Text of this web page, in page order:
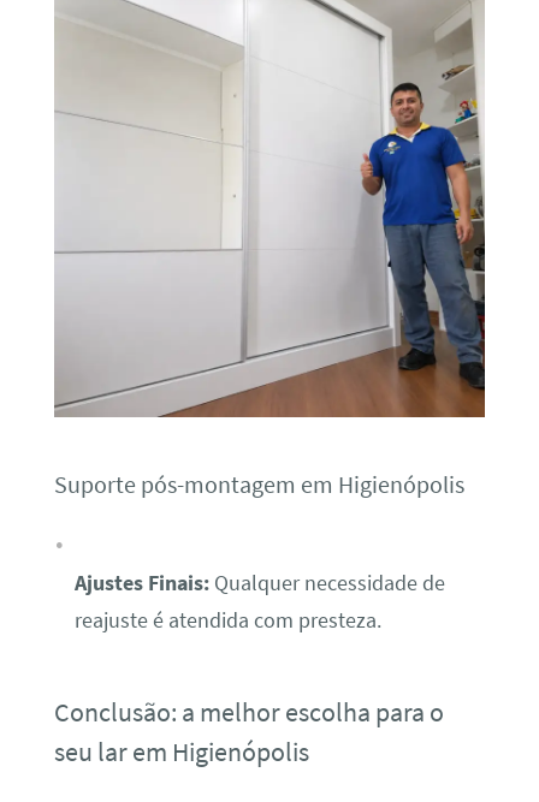
Suporte pós-montagem em Higienópolis
Ajustes Finais:Qualquer necessidade de
reajuste é atendida com presteza.
Conclusão: a melhor escolha para o
seu lar em Higienópolis